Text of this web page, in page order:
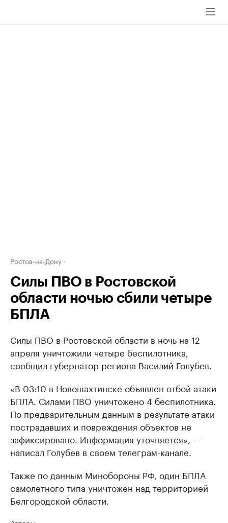
Ростов-на-Дону
Силы ПВО в Ростовской
области ночью сбили четыре
БПЛА
Силы ПВО в Ростовской области в ночь на 12
апреля уничтожили четыре беспилотника,
сообщил губернатор региона Василий Голубев.
«В 03:10 в Новошахтинске объявлен отбой атаки
БПЛА. Силами ПВО уничтожено 4 беспилотника.
По предварительным данным в результате атаки
пострадавших и повреждения объектов не
зафиксировано. Информация уточняется», —
написал Голубев в своем телеграм-канале.
Также по данным Минобороны РФ, один БПЛА
самолетного типа уничтожен над территорией
Белгородской области.